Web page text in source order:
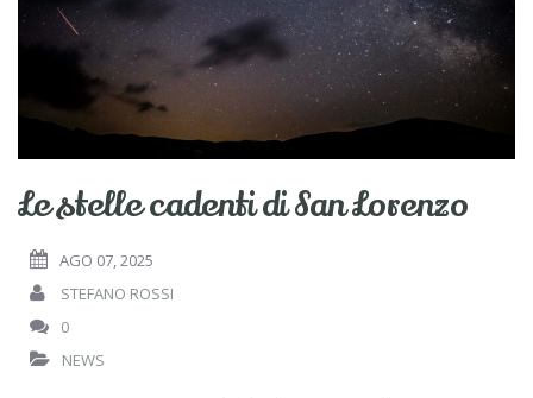
Le stelle cadenti di San Lorenzo
AGO 07, 2025
STEFANO ROSSI
0
NEWS